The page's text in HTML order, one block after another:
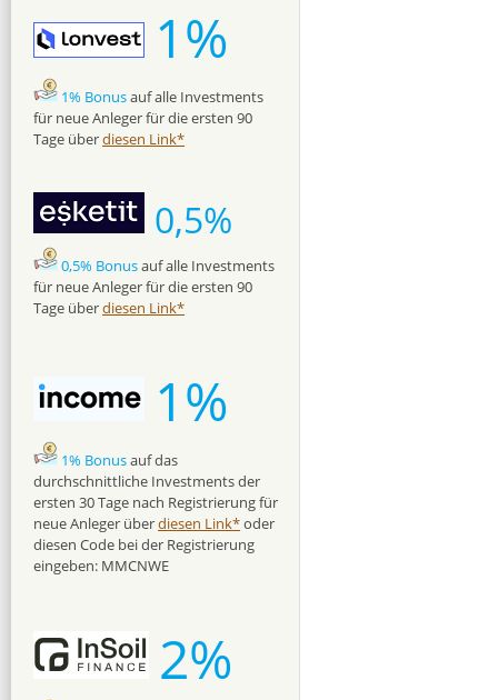
1%
1% Bonusauf alle Investments
für neue Anleger für die ersten 90
Tage überdiesen Link*
0,5%
0,5% Bonusauf alle Investments
für neue Anleger für die ersten 90
Tage überdiesen Link*
1%
1% Bonusauf das
durchschnittliche Investments der
ersten 30 Tage nach Registrierung für
neue Anleger überdiesen Link*oder
diesen Code bei der Registrierung
eingeben: MMCNWE
2%